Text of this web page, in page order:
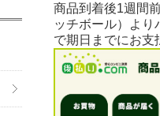
商品到着後1週間
ッチボール）より
で期日までにお支